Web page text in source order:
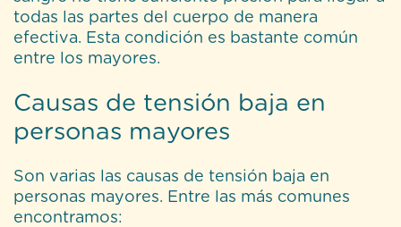
todas las partes del cuerpo de manera
efectiva. Esta condición es bastante común
entre los mayores.
Causas de tensión baja en
personas mayores
Son varias las causas de tensión baja en
personas mayores. Entre las más comunes
encontramos: